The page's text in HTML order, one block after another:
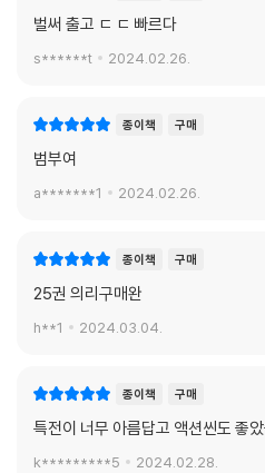
벌써 출고 ㄷ ㄷ 빠르다
s******t 2024.02.26.
종이책 구매
범부여
a*******1 2024.02.26.
종이책 구매
25권 의리구매완
h**1 2024.03.04.
종이책 구매
특전이 너무 아름답고 액션씬도 좋
k*********5 2024.02.28.